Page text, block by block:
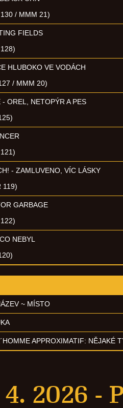
/ MMM 21)
FIELDS
HLUBOKO VE VODÁCH
/ MMM 20)
OREL, NETOPÝR A PES
- ZAMLUVENO, VÍC LÁSKY
119)
GARBAGE
NEBYL
~ MÍSTO
APPROXIMATIF: NĚJAKÉ
2026 -